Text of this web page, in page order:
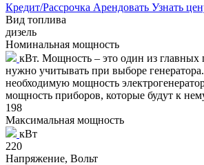
Кредит/Рассрочка Арендовать Узнать
Вид топлива
дизель
Номинальная мощность
кВт. Мощность – это один из главных
нужно учитывать при выборе
необходимую мощность
мощность приборов, которые будут к
198
Максимальная мощность
кВт
220
Напряжение, Вольт